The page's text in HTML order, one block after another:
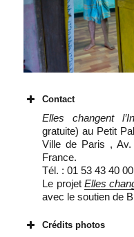
Contact
Elles changent
gratuite) au Petit
Ville de Paris , Av.
France.
Tél. : 01 53 43 40
Le projet Elles
avec le soutien de
Crédits photos